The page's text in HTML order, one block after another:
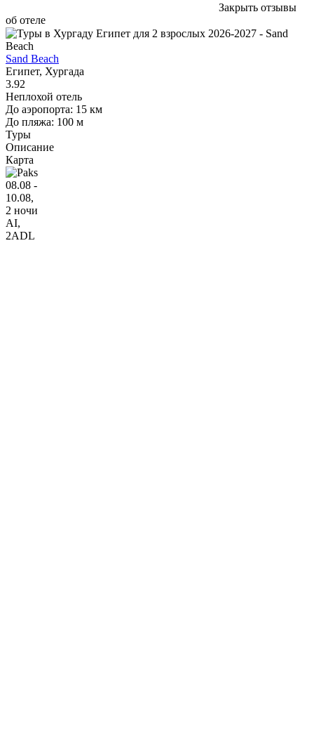
Закрыть отзывы
об отеле
Sand Beach
Египет, Хургада
3.92
Неплохой отель
До аэропорта: 15 км
До пляжа: 100 м
Туры
Описание
Карта
08.08 -
10.08,
2 ночи
AI,
2ADL